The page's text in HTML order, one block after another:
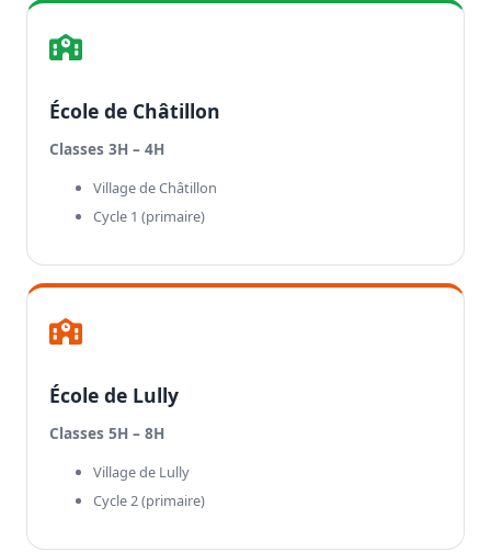
École de Châtillon
Classes 3H – 4H
Village de Châtillon
Cycle 1 (primaire)
École de Lully
Classes 5H – 8H
Village de Lully
Cycle 2 (primaire)